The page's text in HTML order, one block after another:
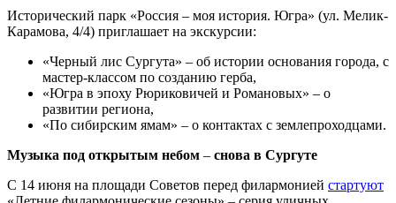
Исторический парк «Россия – моя история. Югра» (ул. Мелик-
Карамова, 4/4) приглашает на экскурсии:
«Черный лис Сургута» – об истории основания города, с
мастер-классом по созданию герба,
«Югра в эпоху Рюриковичей и Романовых» – о
развитии региона,
«По сибирским ямам» – о контактах с землепроходцами.
Музыка под открытым небом – снова в Сургуте
С 14 июня на площади Советов перед филармонией стартуют